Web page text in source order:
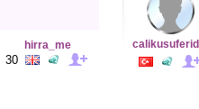
hirra_me
30